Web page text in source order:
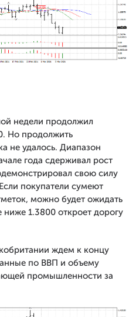
недели продолжил
Но продолжить
не удалось. Диапазон
года сдерживал рост
свою силу
покупатели сумеют
можно будет ожидать
ниже 1.3800 откроет дорогу
ждем к концу
по ВВП и объему
промышленности за